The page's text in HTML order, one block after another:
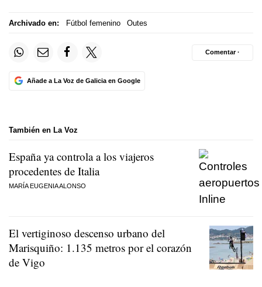
Archivado en: Fútbol femenino Outes
Añade a La Voz de Galicia en Google
Comentar ·
También en La Voz
España ya controla a los viajeros
procedentes de Italia
MARÍA EUGENIA ALONSO
El vertiginoso descenso urbano del
Marisquiño: 1.135 metros por el corazón
de Vigo